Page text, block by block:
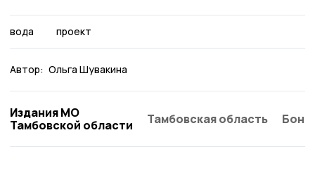
вода проект
Автор: Ольга Шувакина
Издания МО
Тамбовской области
Тамбовская область